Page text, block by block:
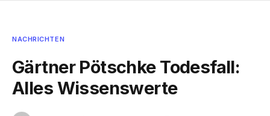
NACHRICHTEN
Gärtner Pötschke Todesfall:
Alles Wissenswerte